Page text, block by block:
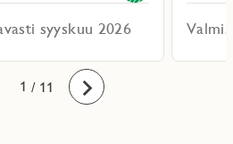
syyskuu 2026
1
2
3
4
5
6
7
8
9
10
11 / 11 Eteenpäin